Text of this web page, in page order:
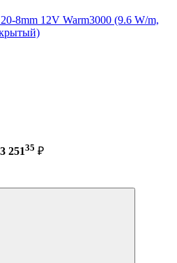
8mm 12V Warm3000 (9.6 W/m,
3 25135 ₽